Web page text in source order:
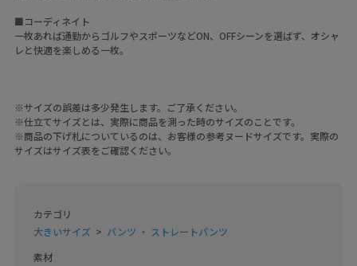
■コーディネイト
一枚あれば通勤からゴルフやスポーツなどON、OFFシーンを選ばず、オシャ
レと快適を楽しめる一枚。
※サイズの誤差は多少発生します。ご了承ください。
※仕立てサイズとは、実際に商品を測った時のサイズのことです。
※商品の下げ札についているのは、お客様の参考ヌードサイズです。実際の
サイズはサイズ表をご確認ください。
カテゴリ
大きいサイズ
パンツ ・ ストレートパンツ
素材